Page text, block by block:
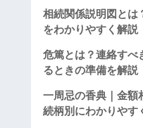
相続関係説明図とは
をわかりやすく解説
危篤とは？連絡すべ
るときの準備を解説
一周忌の香典｜金額
続柄別にわかりやす